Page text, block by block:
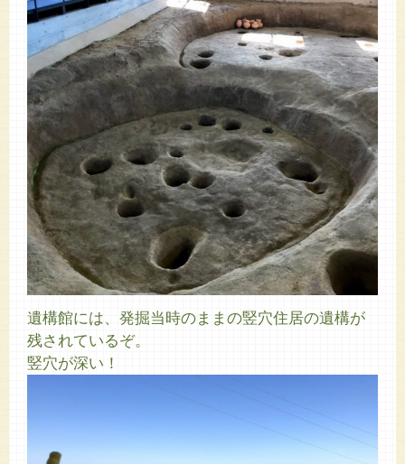
遺構館には、発掘当時のままの竪穴住居の遺構が
残されているぞ。
竪穴が深い！